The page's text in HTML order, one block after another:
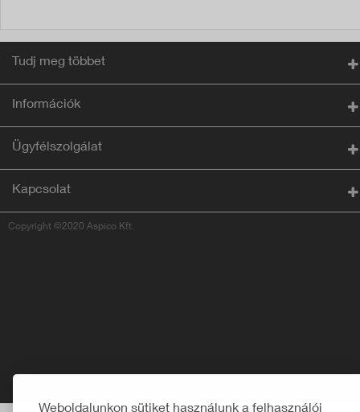
Tudj meg többet
Információk
Ügyfélszolgálat
Kapcsolat
Copyright ©2020 Aspico Kft.